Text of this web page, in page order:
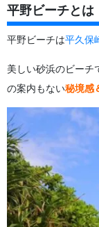
平野ビーチとは
平野ビーチは平久保
美しい砂浜のビーチ
の案内もない秘境感